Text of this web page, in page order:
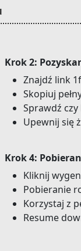
Krok 2:
Znajdź link
Skopiuj
Sprawdź
Upewnij się
Krok 4:
Kliknij
Pobieranie
Korzystaj z
Resume